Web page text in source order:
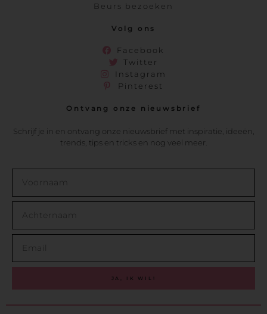
Beurs bezoeken
Volg ons
Facebook
Twitter
Instagram
Pinterest
Ontvang onze nieuwsbrief
Schrijf je in en ontvang onze nieuwsbrief met inspiratie, ideeën,
trends, tips en tricks en nog veel meer.
JA, IK WIL!